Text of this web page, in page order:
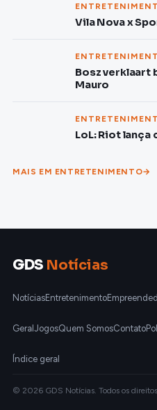
Vila Nova x
Bosz verklaart
Mauro
LoL: Riot lança
MAIS EM ENTRETENIMENTO
GDS Notícias
NotíciasEntretenimento
GeralJogosQuem SomosContato
Índice geral
© 2026 GDS Notícias. Todos os